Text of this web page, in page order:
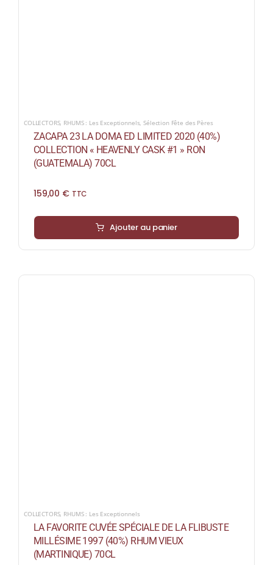
COLLECTORS, RHUMS : Les Exceptionnels ,Sélection Fête des Pères
ZACAPA 23 LA DOMA ED LIMITED 2020 (40%)
COLLECTION « HEAVENLY CASK #1 » RON
(GUATEMALA) 70CL
159,00 € TTC
Ajouter au panier
COLLECTORS, RHUMS : Les Exceptionnels
LA FAVORITE CUVÉE SPÉCIALE DE LA FLIBUSTE
MILLÉSIME 1997 (40%) RHUM VIEUX
(MARTINIQUE) 70CL